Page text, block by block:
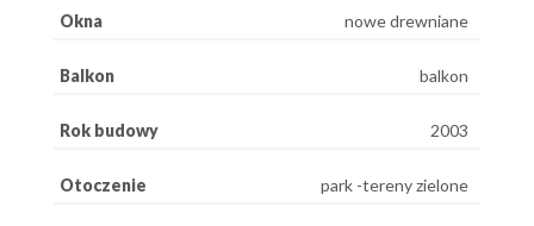
Okna nowe drewniane
Balkon balkon
Rok budowy 2003
Otoczenie park -tereny zielone